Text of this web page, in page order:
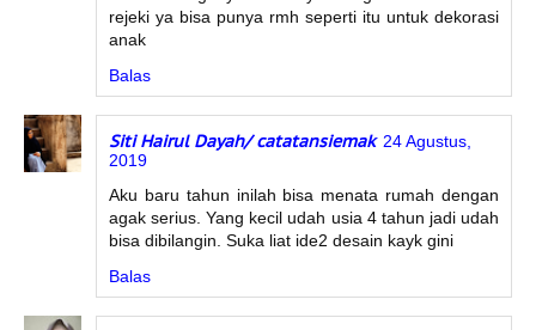
rejeki ya bisa punya rmh seperti itu untuk dekorasi
anak
Balas
Siti Hairul Dayah/ catatansiemak 24 Agustus,
2019
Aku baru tahun inilah bisa menata rumah dengan
agak serius. Yang kecil udah usia 4 tahun jadi udah
bisa dibilangin. Suka liat ide2 desain kayk gini
Balas